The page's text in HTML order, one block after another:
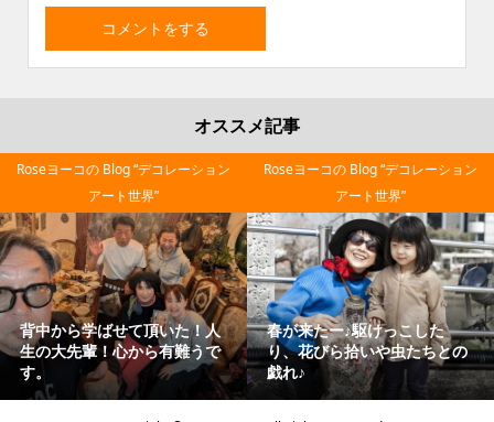
オススメ記事
Japanese mother‼と慕って
くれて３度の里帰り！ほっこ
り嬉しさで♪お酒もついつい...
Roseヨーコの Blog “デコレーション
アート世界”
芸術は爆発だー！！岡本太郎
さん/アナタの職業は？と聞か
れたら “本職は人間だ”
Roseヨーコの Blog “デコレーション
アート世界”